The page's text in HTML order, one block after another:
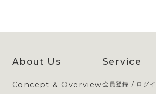
About Us
Concept & Overview
Service
会員登録 / ログ